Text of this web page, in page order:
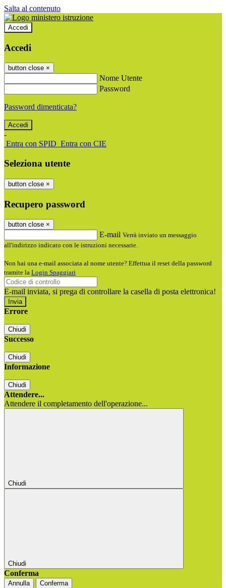
Salta al contenuto
Accedi
Accedi
button close ×
Nome Utente
Password
Password dimenticata?
-
Entra con SPID Entra con CIE
Seleziona utente
button close ×
Recupero password
button close ×
E-mail Verrà inviato un messaggio
all'indirizzo indicato con le istruzioni necessarie.
Non hai una e-mail associata al nome utente? Effettua il reset della password
tramite la Login Spaggiari
E-mail inviata, si prega di controllare la casella di posta elettronica!
Errore
Chiudi
Successo
Chiudi
Informazione
Chiudi
Attendere...
Attendere il completamento dell'operazione...
Chiudi
Chiudi
Conferma
Annulla Conferma